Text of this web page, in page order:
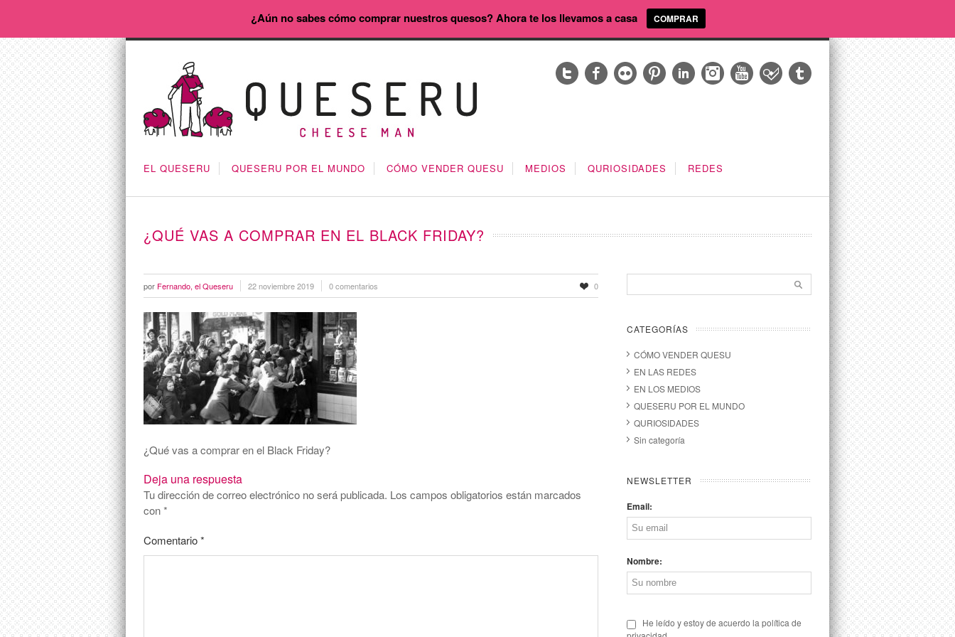
EL QUESERU QUESERU POR EL MUNDO CÓMO VENDER QUESU MEDIOS QURIOSIDADES REDES
¿QUÉ VAS A COMPRAR EN EL BLACK FRIDAY?
por Fernando, el Queseru 22 noviembre 2019 0 comentarios 0
¿Qué vas a comprar en el Black Friday?
Deja una respuesta
Tu dirección de correo electrónico no será publicada. Los campos obligatorios están marcados
con*
Comentario*
CATEGORÍAS
CÓMO VENDER QUESU
EN LAS REDES
EN LOS MEDIOS
QUESERU POR EL MUNDO
QURIOSIDADES
Sin categoría
NEWSLETTER
Email:
Nombre:
He leído y estoy de acuerdo la política de
¿Aún no sabes cómo comprar nuestros quesos? Ahora te los llevamos a casa COMPRAR